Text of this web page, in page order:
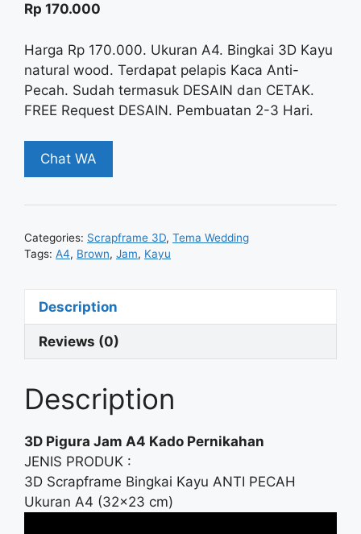
Rp 170.000
Harga Rp 170.000. Ukuran A4. Bingkai 3D Kayu
natural wood. Terdapat pelapis Kaca Anti-
Pecah. Sudah termasuk DESAIN dan CETAK.
FREE Request DESAIN. Pembuatan 2-3 Hari.
Chat WA
Categories: Scrapframe 3D, Tema Wedding
Tags: A4, Brown, Jam, Kayu
Description
Reviews (0)
Description
3D Pigura Jam A4 Kado Pernikahan
JENIS PRODUK :
3D Scrapframe Bingkai Kayu ANTI PECAH
Ukuran A4 (32×23 cm)